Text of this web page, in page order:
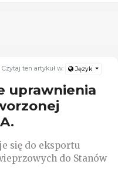
Czytaj ten artykuł w: Język
uprawnienia
się do eksportu
do Stanów